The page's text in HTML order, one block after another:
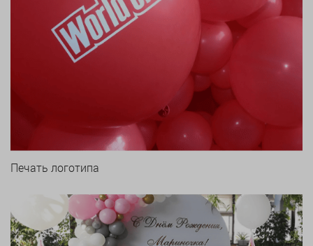
Печать логотипа